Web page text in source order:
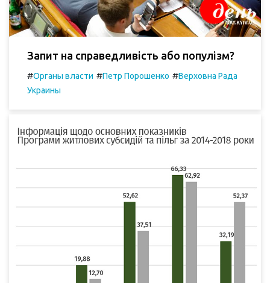
Запит на справедливість або популізм?
#Органы власти #Петр Порошенко #Верховна Рада
Украины